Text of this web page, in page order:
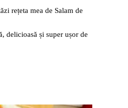
rețeta mea de Salam de
delicioasă și super ușor de